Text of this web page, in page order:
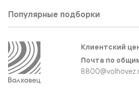
Популярные подборки
Клиентский
Почта по